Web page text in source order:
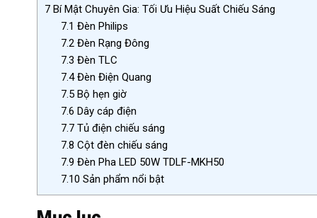
7 Bí Mật Chuyên Gia: Tối Ưu Hiệu Suất Chiếu Sáng
7.1 Đèn Philips
7.2Đèn Rạng Đông
7.3 Đèn TLC
7.4Đèn Điện Quang
7.5Bộ hẹn giờ
7.6 Dây cáp điện
7.7Tủ điện chiếu sáng
7.8 Cột đèn chiếu sáng
7.9 Đèn Pha LED 50W TDLF-MKH50
7.10 Sản phẩm nổi bật